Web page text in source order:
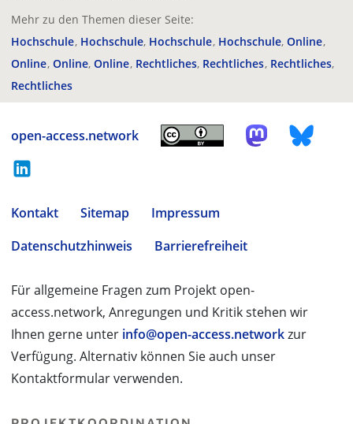
Mehr zu den Themen dieser Seite:
Hochschule Hochschule Hochschule Hochschule Online
Online Online Online Rechtliches Rechtliches Rechtliches
Rechtliches
open-access.network
Kontakt Sitemap
Impressum
Datenschutzhinweis
Barrierefreiheit
Für allgemeine Fragen zum Projekt open-
access.network, Anregungen und Kritik stehen wir
Ihnen gerne unter info@open-access.networkzur
Verfügung. Alternativ können Sie auch unser
Kontaktformular verwenden.